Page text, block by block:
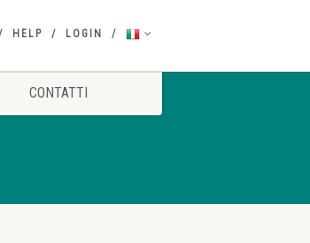
HELP LOGIN
CONTATTI